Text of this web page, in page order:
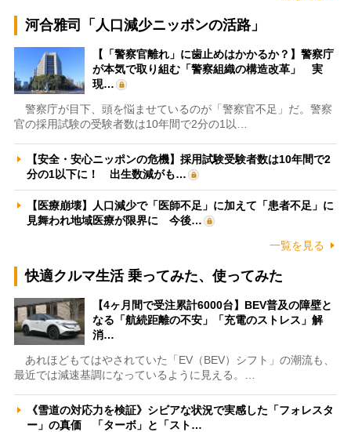
河合雅司「人口減少ニッポンの活路」
【「警察官離れ」に歯止めはかかるか？】警察庁
が本気で取り組む「警察組織の構造改革」 実
現…
警察庁が目下、頭を悩ませているのが「警察官不足」だ。警察
官の採用試験の受験者数は10年間で2分の1以…
【安全・安心ニッポンの危機】採用試験受験者数は10年間で2
分の1以下に！ 出生数減がも…
【医療崩壊】人口減少で「医師不足」に加えて「患者不足」に
見舞われ地域医療が限界に 今後…
一覧を見る
快適クルマ生活 乗ってみた、使ってみた
【4ヶ月間で受注累計6000台】BEV普及の障壁と
なる「航続距離の不安」「充電のストレス」解
消…
あれほどもてはやされていた「EV（BEV）シフト」の潮流も、
最近では減速基調になっているように見える。…
《雪道の対応力を検証》シビアな状況で実感した「フォレスタ
ー」の真価 「ターボ」と「スト…